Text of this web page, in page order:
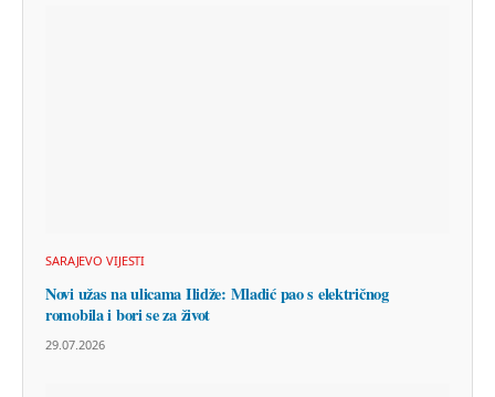
SARAJEVO VIJESTI
Novi užas na ulicama Ilidže: Mladić pao s električnog
romobila i bori se za život
29.07.2026